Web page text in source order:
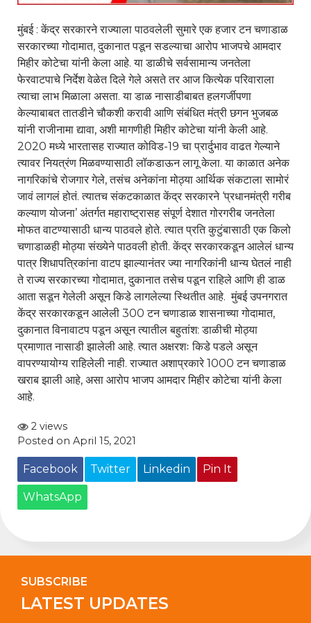
मुंबई : केंद्र सरकारने राज्याला पाठवलेली सुमारे एक हजार टन चणाडाळ
सरकारच्या गोदामात, दुकानात पडून सडल्याचा आरोप भाजपचे आमदार
मिहीर कोटेचा यांनी केला आहे. या डाळीचे सर्वसामान्य जनतेला
फेरवाटपाचे निर्देश वेळेत दिले गेले असते तर आज कित्येक परिवाराला
त्याचा लाभ मिळाला असता. या डाळ नासाडीबाबत हलगर्जीपणा
केल्याबाबत तातडीने चौकशी करावी आणि संबंधित मंत्री छगन भुजबळ
यांनी राजीनामा द्यावा, अशी मागणीही मिहीर कोटेचा यांनी केली आहे.
2020 मध्ये भारतासह राज्यात कोविड-19 चा प्रार्दुभाव वाढत गेल्याने
त्यावर नियत्रंण मिळवण्यासाठी लॉकडाऊन लागू केला. या काळात अनेक
नागरिकांचे रोजगार गेले, तसंच अनेकांना मोठ्या आर्थिक संकटाला सामोरं
जावं लागलं होतं. त्यातच संकटकाळात केंद्र सरकारने ‘प्रधानमंत्री गरीब
कल्याण योजना’ अंतर्गत महाराष्ट्रासह संपूर्ण देशात गोरगरीब जनतेला
मोफत वाटण्यासाठी धान्य पाठवले होते. त्यात प्रति कुटुंबासाठी एक किलो
चणाडाळही मोठ्या संख्येने पाठवली होती. केंद्र सरकारकडून आलेलं धान्य
पात्र शिधापत्रिकांना वाटप झाल्यानंतर ज्या नागरिकांनी धान्य घेतलं नाही
ते राज्य सरकारच्या गोदामात, दुकानात तसेच पडून राहिले आणि ही डाळ
आता सडून गेलेली असून किडे लागलेल्या स्थितीत आहे. मुंबई उपनगरात
केंद्र सरकारकडून आलेली 300 टन चणाडाळ शासनाच्या गोदामात,
दुकानात विनावाटप पडून असून त्यातील बहुतांश: डाळीची मोठ्या
प्रमाणात नासाडी झालेली आहे. त्यात अक्षरशः किडे पडले असून
वापरण्यायोग्य राहिलेली नाही. राज्यात अशाप्रकारे 1000 टन चणाडाळ
खराब झाली आहे, असा आरोप भाजप आमदार मिहीर कोटेचा यांनी केला
आहे.
2 views
Posted on April 15, 2021
Facebook Twitter Linkedin Pin It
WhatsApp
SUBSCRIBE
LATEST UPDATES